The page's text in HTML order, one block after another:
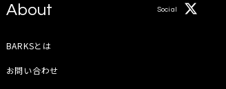
About
BARKSとは
お問い合わせ
Social